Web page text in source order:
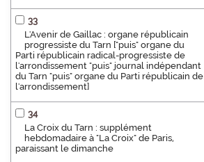
33
L'Avenir de Gaillac : organe républicain
progressiste du Tarn ["puis" organe du
Parti républicain radical-progressiste de
l'arrondissement "puis" journal indépendant
du Tarn "puis" organe du Parti républicain de
l'arrondissement]
34
La Croix du Tarn : supplément
hebdomadaire à "La Croix" de Paris,
paraissant le dimanche